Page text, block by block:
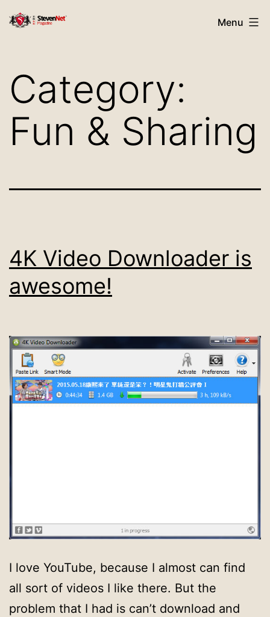
Skip
StevenNet
Menu
Category:
Fun & Sharing
4K Video Downloader is
awesome!
I love YouTube, because I almost can find
all sort of videos I like there. But the
problem that I had is can’t download and